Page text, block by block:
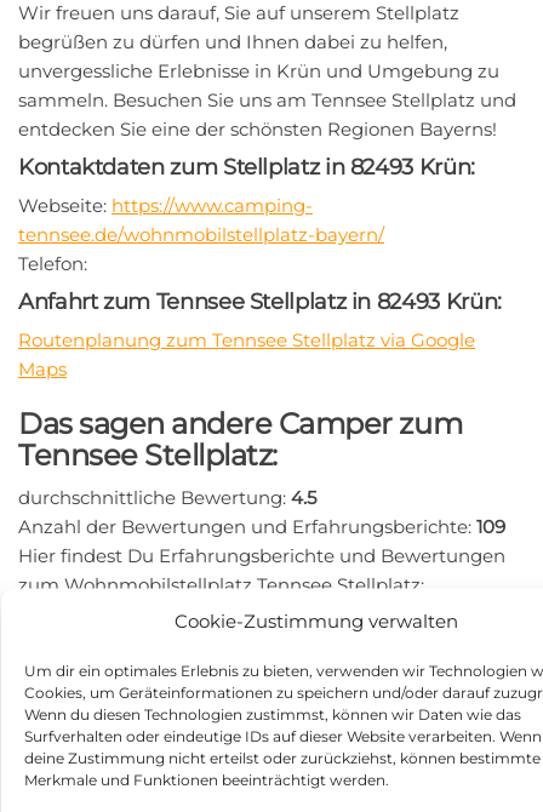
Cookie-Zustimmung verwalten
Um dir ein optimales Erlebnis zu bieten, verwenden wir Technologien
Cookies, um Geräteinformationen zu speichern und/oder darauf
Wenn du diesen Technologien zustimmst, können wir Daten wie das
Surfverhalten oder eindeutige IDs auf dieser Website verarbeiten.
deine Zustimmung nicht erteilst oder zurückziehst, können bestimmte
Merkmale und Funktionen beeinträchtigt werden.
Wir freuen uns darauf, Sie auf unserem Stellplatz
begrüßen zu dürfen und Ihnen dabei zu helfen,
unvergessliche Erlebnisse in Krün und Umgebung zu
sammeln. Besuchen Sie uns am Tennsee Stellplatz und
entdecken Sie eine der schönsten Regionen Bayerns!
Kontaktdaten zum Stellplatz in 82493 Krün:
Webseite: https://www.camping-
tennsee.de/wohnmobilstellplatz-bayern/
Telefon:
Anfahrt zum Tennsee Stellplatz in 82493 Krün:
Routenplanung zum Tennsee Stellplatz via Google
Maps
Das sagen andere Camper zum
Tennsee Stellplatz:
durchschnittliche Bewertung: 4.5
Anzahl der Bewertungen und Erfahrungsberichte: 109
Hier findest Du Erfahrungsberichte und Bewertungen
zum Wohnmobilstellplatz Tennsee Stellplatz:
https://search.google.com/local/writereview?
Beitragsnavigation
Vorheriger
Beitrag
ZURÜCK
Ferienpark Saaldorf in
07356 Bad Lobenstein
WEITER
Erholungsanlage St. Leoner
See in 68789 St. Leon-Rot
Kategorie Stellplätze